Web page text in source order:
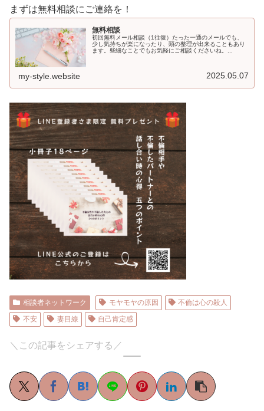
まずは無料相談にご連絡を！
無料相談
初回無料メール相談（1往復）たった一通のメールでも、
少し気持ちが楽になったり、頭の整理が出来ることもあり
ます。些細なことでもお気軽にご相談くださいね。...
my-style.website 2025.05.07
相談者ネットワーク モヤモヤの原因
不倫は心の殺人
不安
妻目線 自己肯定感
＼この記事をシェアする／